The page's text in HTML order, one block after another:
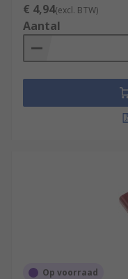
€ 4,94(excl. BTW)
Aantal
Op voorraad